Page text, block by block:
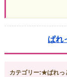
ぱれ
カテゴリー:★ぱれっ